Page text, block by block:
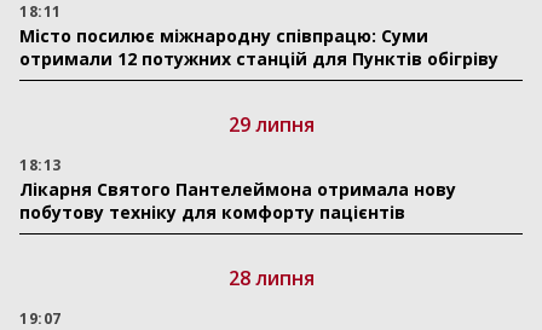
18:11
Місто посилює міжнародну співпрацю: Суми
отримали 12 потужних станцій для Пунктів обігріву
29 липня
18:13
Лікарня Святого Пантелеймона отримала нову
побутову техніку для комфорту пацієнтів
28 липня
19:07